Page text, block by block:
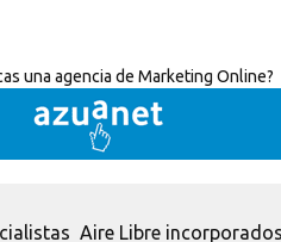
una agencia de Marketing Online?
Aire Libre